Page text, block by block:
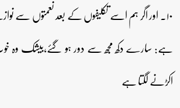
۱۰۔ اور اگر ہم اسے تکلیفوں کے بعد نعمتوں سے
ہے: سارے دکھ مجھ سے دور ہو گئے،بیشک وہ
اکڑنے لگتا ہے